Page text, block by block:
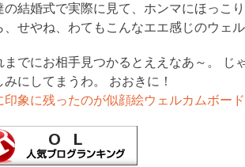
の結婚式で実際に見て、ホンマにほっこ
、せやね、わてもこんなエエ感じのウェ
までにお相手見つかるとええなあ～。 じ
みにしてまうわ。 おおきに！
印象に残ったのが似顔絵ウェルカムボー